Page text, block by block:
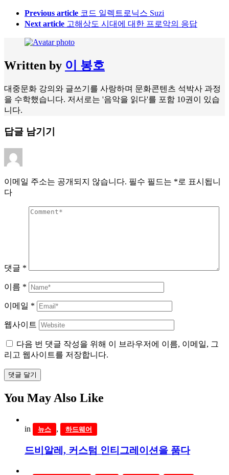
Previous article 코드 일렉트로닉스 Suzi
Next article 고해상도 시대에 대한 프로악의 응답
Written by 이 봉호
대중문화 강의와 글쓰기를 사랑하며 문화콘텐츠 석박사 과정
을 수학했습니다. 저서로는 '음악을 읽다'를 포함 10권이 있습
니다.
답글 남기기
이메일 주소는 공개되지 않습니다. 필수 필드는 *로 표시됩니
다
댓글 *
이름 *
이메일 *
웹사이트
다음 번 댓글 작성을 위해 이 브라우저에 이름, 이메일, 그
리고 웹사이트를 저장합니다.
댓글 달기
You May Also Like
in 뉴스 , 하드웨어
드비알레, 커스텀 인티그레이션을 품다